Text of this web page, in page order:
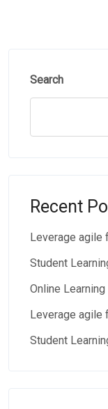
Search
Recent
Leverage agile
Student
Online
Leverage agile
Student